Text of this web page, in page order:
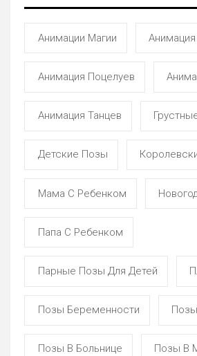
Анимации Магии
Анимация Поцелуев
Анимация Танцев
Детские Позы
Мама С Ребенком
Папа С Ребенком
Парные Позы Для Детей
Позы Беременности
Позы В Больнице Позы В